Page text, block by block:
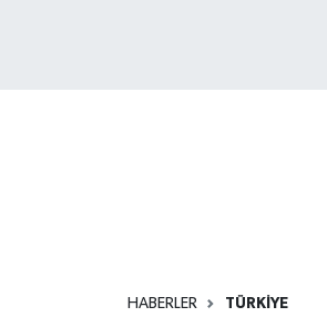
HABERLER TÜRKİYE